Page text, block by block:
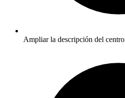
Ampliar la descripción del centro